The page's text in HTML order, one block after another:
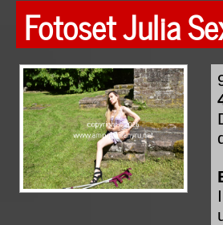
Fotoset Julia